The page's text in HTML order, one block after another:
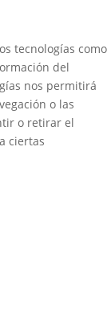
tecnologías como
del
nos permitirá
o las
o retirar el
ciertas